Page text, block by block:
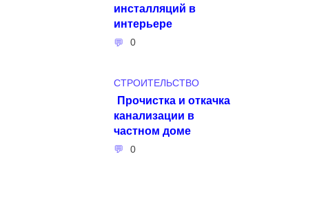
инсталляций в
интерьере
0
СТРОИТЕЛЬСТВО
Прочистка и откачка
канализации в
частном доме
0